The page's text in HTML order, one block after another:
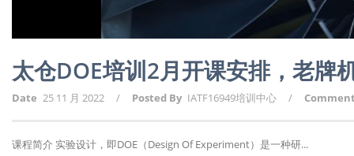
太仓DOE培训2月开课安排，老牌
Date 25 11 月 2022 / Posted By IATF16949培训中心 /
课程简介 实验设计，即DOE（Design Of Experiment）是一种研...